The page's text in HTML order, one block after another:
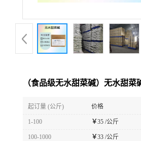
（食品级无水甜菜碱）无水甜菜
起订量 (公斤) 价格
1-100 ￥35 /公斤
100-1000 ￥33 /公斤